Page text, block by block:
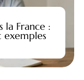
la France :
exemples